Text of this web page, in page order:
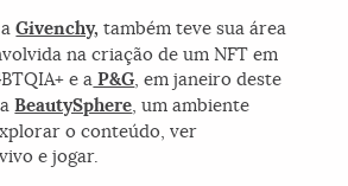
aGivenchy, também teve sua área
na criação de um NFT em
e a P&G, em janeiro deste
aBeautySphere, um ambiente
o conteúdo, ver
e jogar.